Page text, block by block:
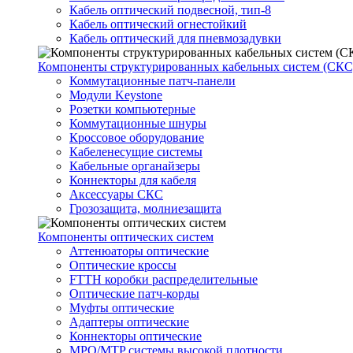
Кабель оптический подвесной, тип-8
Кабель оптический огнестойкий
Кабель оптический для пневмозадувки
Компоненты структурированных кабельных систем
Коммутационные патч-панели
Модули Keystone
Розетки компьютерные
Коммутационные шнуры
Кроссовое оборудование
Кабеленесущие системы
Кабельные органайзеры
Коннекторы для кабеля
Аксессуары СКС
Грозозащита, молниезащита
Компоненты оптических систем
Аттенюаторы оптические
Оптические кроссы
FTTH коробки распределительные
Оптические патч-корды
Муфты оптические
Адаптеры оптические
Коннекторы оптические
MPO/MTP системы высокой плотности